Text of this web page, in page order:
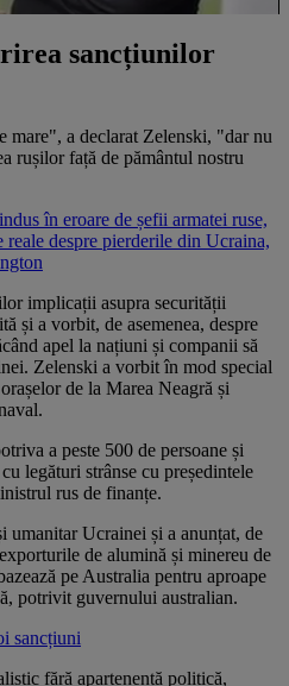
sancțiunilor
mare", a declarat Zelenski, "dar nu
rușilor față de pământul nostru
în eroare de șefii armatei ruse,
despre pierderile din Ucraina,
implicații asupra securității
și a vorbit, de asemenea, despre
apel la națiuni și companii să
Zelenski a vorbit în mod special
de la Marea Neagră și
a peste 500 de persoane și
legături strânse cu președintele
rus de finanțe.
Ucrainei și a anunțat, de
de alumină și minereu de
pe Australia pentru aproape
potrivit guvernului australian.
sancțiuni
fără apartenență politică,